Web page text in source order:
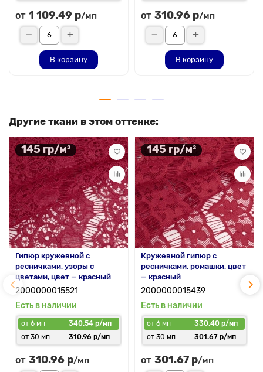
от 1 109.49 р/мп
В корзину
от 310.96 р/мп
В корзину
Другие ткани в этом оттенке:
145 гр/м²
Гипюр кружевной с
ресничками, узоры с
цветами, цвет — красный
2000000015521
Есть в наличии
от 6 мп
340.54 р/мп
от 30 мп
310.96 р/мп
от 310.96 р/мп
145 гр/м²
Кружевной гипюр с
ресничками, ромашки, цвет
— красный
2000000015439
Есть в наличии
от 6 мп
330.40 р/мп
от 30 мп
301.67 р/мп
от 301.67 р/мп